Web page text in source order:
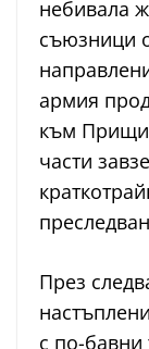
небивала
съюзници
армия
към
части
През
с по-